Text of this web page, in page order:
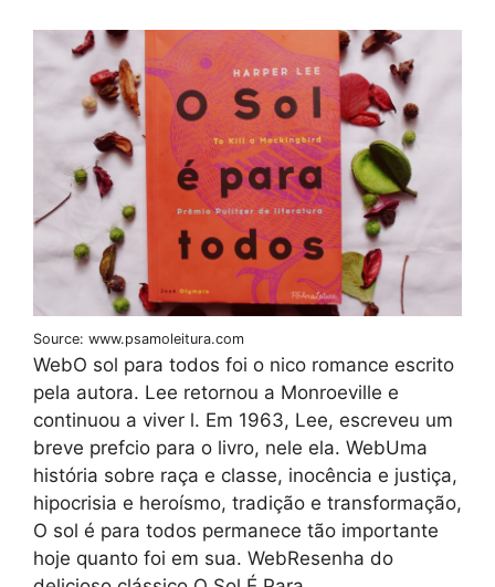
Source: www.psamoleitura.com
WebO sol para todos foi o nico romance escrito
pela autora. Lee retornou a Monroeville e
continuou a viver l. Em 1963, Lee, escreveu um
breve prefcio para o livro, nele ela. WebUma
história sobre raça e classe, inocência e justiça,
hipocrisia e heroísmo, tradição e transformação,
O sol é para todos permanece tão importante
hoje quanto foi em sua. WebResenha do